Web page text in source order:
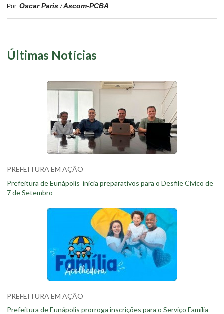
Por: Oscar Paris /Ascom-PCBA
Últimas Notícias
PREFEITURA EM AÇÃO
Prefeitura de Eunápolis inicia preparativos para o Desfile Cívico de
7 de Setembro
PREFEITURA EM AÇÃO
Prefeitura de Eunápolis prorroga inscrições para o Serviço Família